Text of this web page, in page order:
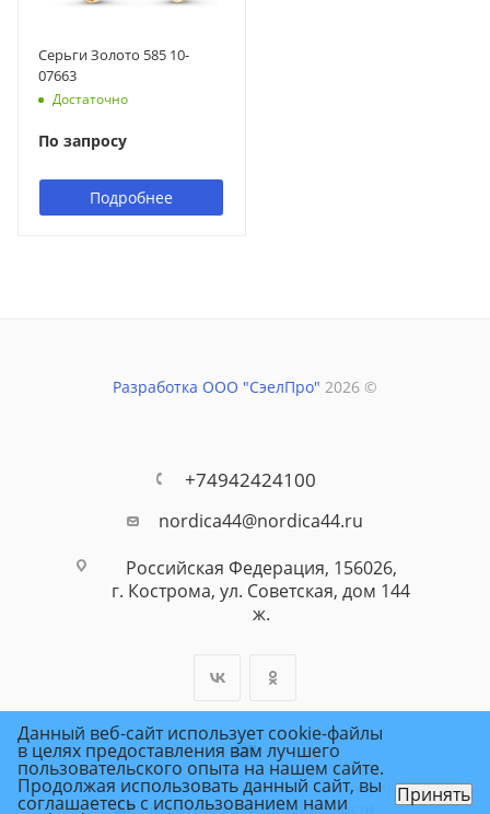
Серьги Золото 585 10-
07663
Достаточно
По запросу
Подробнее
Разработка ООО "СэелПро" 2026 ©
+74942424100
nordica44@nordica44.ru
Российская Федерация, 156026,
г. Кострома, ул. Советская, дом 144
ж.
ПОЛИТИКА КОНФИДЕНЦИАЛЬНОСТИ
Данный веб-сайт использует cookie-файлы
в целях предоставления вам лучшего
пользовательского опыта на нашем сайте.
Продолжая использовать данный сайт, вы
соглашаетесь с использованием нами Принять